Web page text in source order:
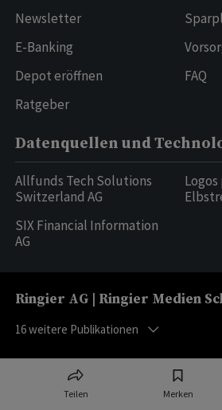
Teilen Merken
Newsletter
E-Banking
Depot eröffnen
Ratgeber
FAQ
Datenquellen und
Allfunds Tech Solutions
Switzerland AG
SIX Financial Information
AG
Ringier AG | Ringier Medien
16weitere Publikationen